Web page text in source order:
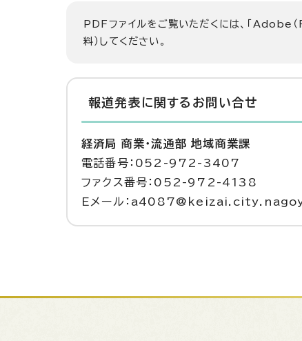
PDFファイルをご覧いただくには、「Adobe
料）してください。
報道発表に関するお問い合せ
経済局 商業・流通部 地域商業課
電話番号：052-972-3407
ファクス番号：052-972-4138
Eメール：